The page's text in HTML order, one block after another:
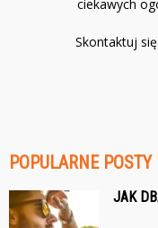
ciekawych
Skontaktuj
POPULARNE POSTY
JAK